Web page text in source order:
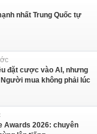
nhất Trung Quốc tự
đặt cược vào AI, nhưng
mua không phải lúc
Awards 2026: chuyên